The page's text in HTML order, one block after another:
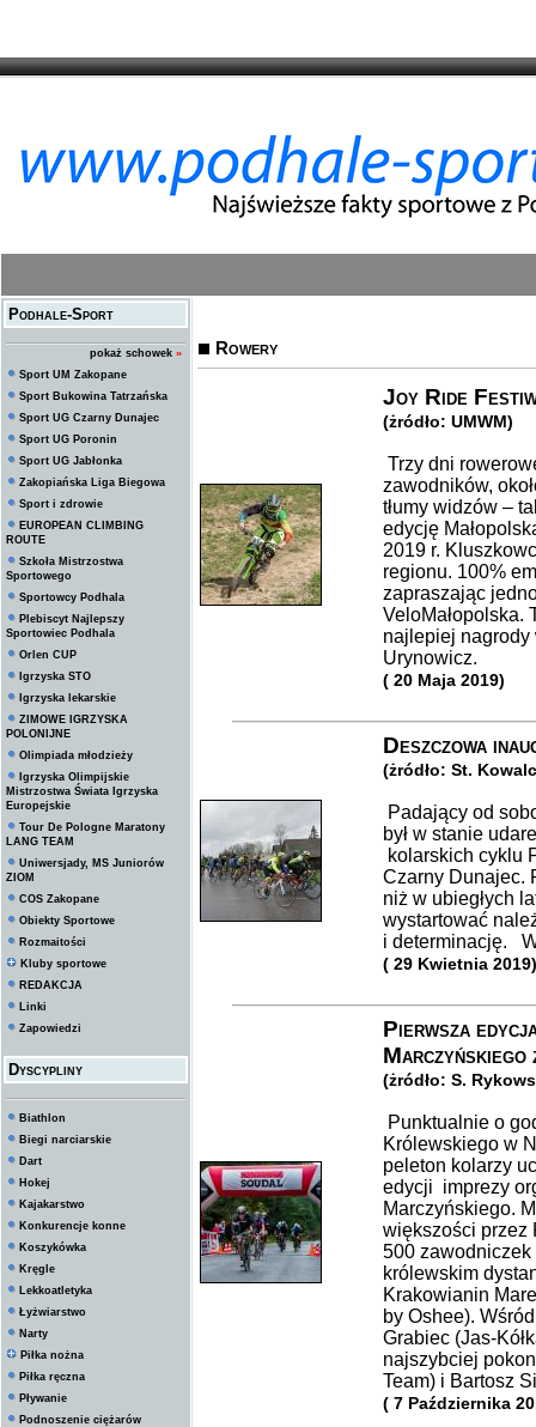
Podhale-Sport
pokaż schowek »
Sport UM Zakopane
Sport Bukowina Tatrzańska
Sport UG Czarny Dunajec
Sport UG Poronin
Sport UG Jabłonka
Zakopiańska Liga Biegowa
Sport i zdrowie
EUROPEAN CLIMBING
ROUTE
Szkoła Mistrzostwa
Sportowego
Sportowcy Podhala
Plebiscyt Najlepszy
Sportowiec Podhala
Orlen CUP
Igrzyska STO
Igrzyska lekarskie
ZIMOWE IGRZYSKA
POLONIJNE
Olimpiada młodzieży
Igrzyska Olimpijskie
Mistrzostwa Świata Igrzyska
Europejskie
Tour De Pologne Maratony
LANG TEAM
Uniwersjady, MS Juniorów
ZIOM
COS Zakopane
Obiekty Sportowe
Rozmaitości
Kluby sportowe
REDAKCJA
Linki
Zapowiedzi
Dyscypliny
Biathlon
Biegi narciarskie
Dart
Hokej
Kajakarstwo
Konkurencje konne
Koszykówka
Kręgle
Lekkoatletyka
Łyżwiarstwo
Narty
Piłka nożna
Piłka ręczna
Pływanie
Podnoszenie ciężarów
Rowery
Joy Ride
(żródło: UMWM)
Trzy dni
zawodników,
tłumy widzów –
edycję
2019 r.
regionu. 100%
zapraszając
VeloMałopolska.
najlepiej nagrody
Urynowicz.
( 20 Maja 2019)
Deszczowa
(żródło: St.
Padający od
był w stanie
kolarskich cyklu
Czarny Dunajec.
niż w ubiegłych
wystartować
i determinację.
( 29 Kwietnia 2019)
Pierwsza
Marczyńskiego
(żródło: S.
Punktualnie o
Królewskiego w
peleton kolarzy
edycji imprezy
Marczyńskiego.
większości przez
500
królewskim
Krakowianin
by Oshee).
Grabiec (Jas-
najszybciej
Team) i Bartosz
( 7 Października